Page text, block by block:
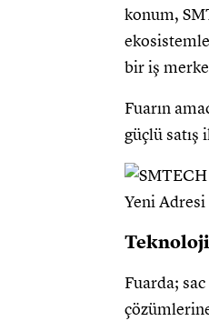
konum,
bir iş
Fuarın
güçlü satış
Fuarda;